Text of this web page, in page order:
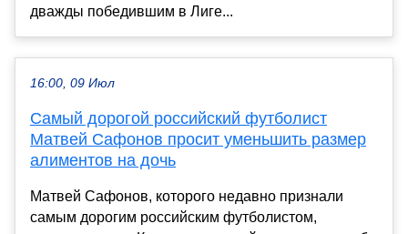
дважды победившим в Лиге...
16:00, 09 Июл
Самый дорогой российский футболист
Матвей Сафонов просит уменьшить размер
алиментов на дочь
Матвей Сафонов, которого недавно признали
самым дорогим российским футболистом,